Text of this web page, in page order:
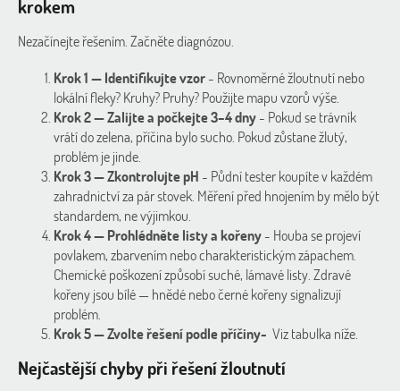
krokem
Nezačínejte řešením. Začněte diagnózou.
Krok 1 — Identifikujte vzor- Rovnoměrné žloutnutí nebo
lokální fleky? Kruhy? Pruhy? Použijte mapu vzorů výše.
Krok 2 — Zalijte a počkejte 3–4 dny- Pokud se trávník
vrátí do zelena, příčina bylo sucho. Pokud zůstane žlutý,
problém je jinde.
Krok 3 — Zkontrolujte pH - Půdní tester koupíte v každém
zahradnictví za pár stovek. Měření před hnojením by mělo být
standardem, ne výjimkou.
Krok 4 — Prohlédněte listy a kořeny- Houba se projeví
povlakem, zbarvením nebo charakteristickým zápachem.
Chemické poškození způsobí suché, lámavé listy. Zdravé
kořeny jsou bílé — hnědé nebo černé kořeny signalizují
problém.
Krok 5 — Zvolte řešení podle příčiny- Viz tabulka níže.
Nejčastější chyby při řešení žloutnutí